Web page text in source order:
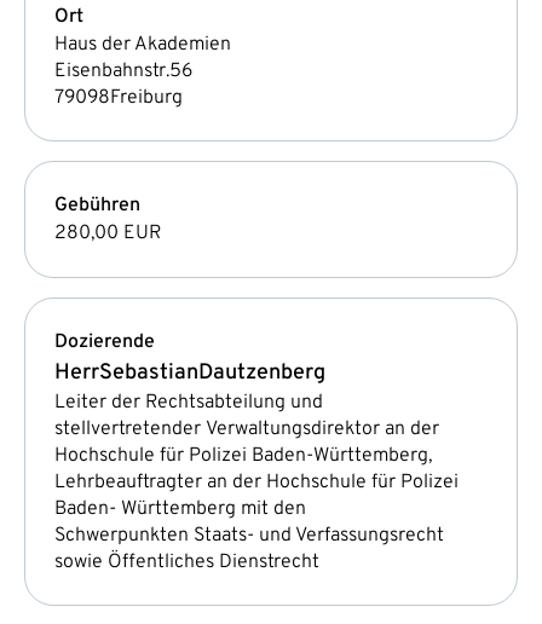
Ort
Haus der Akademien
Eisenbahnstr.56
79098Freiburg
Gebühren
280,00 EUR
Dozierende
HerrSebastianDautzenberg
Leiter der Rechtsabteilung und
stellvertretender Verwaltungsdirektor an der
Hochschule für Polizei Baden-Württemberg,
Lehrbeauftragter an der Hochschule für Polizei
Baden- Württemberg mit den
Schwerpunkten Staats- und Verfassungsrecht
sowie Öffentliches Dienstrecht